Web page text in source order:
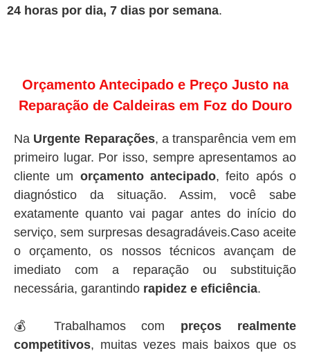
24 horas por dia, 7 dias por semana.
Orçamento Antecipado e Preço Justo na
Reparação de Caldeiras em Foz do Douro
Na Urgente Reparações, a transparência vem em
primeiro lugar. Por isso, sempre apresentamos ao
cliente um orçamento antecipado, feito após o
diagnóstico da situação. Assim, você sabe
exatamente quanto vai pagar antes do início do
serviço, sem surpresas desagradáveis.Caso aceite
o orçamento, os nossos técnicos avançam de
imediato com a reparação ou substituição
necessária, garantindo rapidez e eficiência.
💰 Trabalhamos com preços realmente
competitivos, muitas vezes mais baixos que os